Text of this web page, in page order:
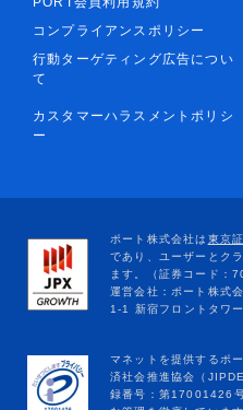
コンプライアンスポリシー
行動ターゲティング広告につい
て
カスタマーハラスメントポリシ
ー